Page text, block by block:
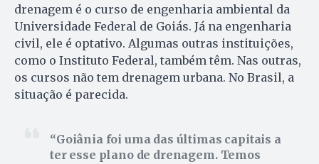
drenagem é o curso de engenharia ambiental da
Universidade Federal de Goiás. Já na engenharia
civil, ele é optativo. Algumas outras instituições,
como o Instituto Federal, também têm. Nas outras,
os cursos não tem drenagem urbana. No Brasil, a
situação é parecida.
Goiânia foi uma das últimas capitais a
ter esse plano de drenagem. Temos